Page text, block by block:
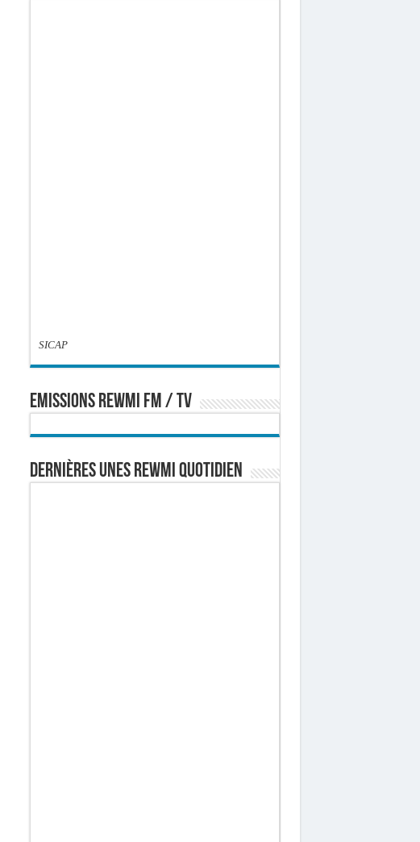
SICAP
EMISSIONS REWMI FM / TV
Dernières Unes Rewmi Quotidien